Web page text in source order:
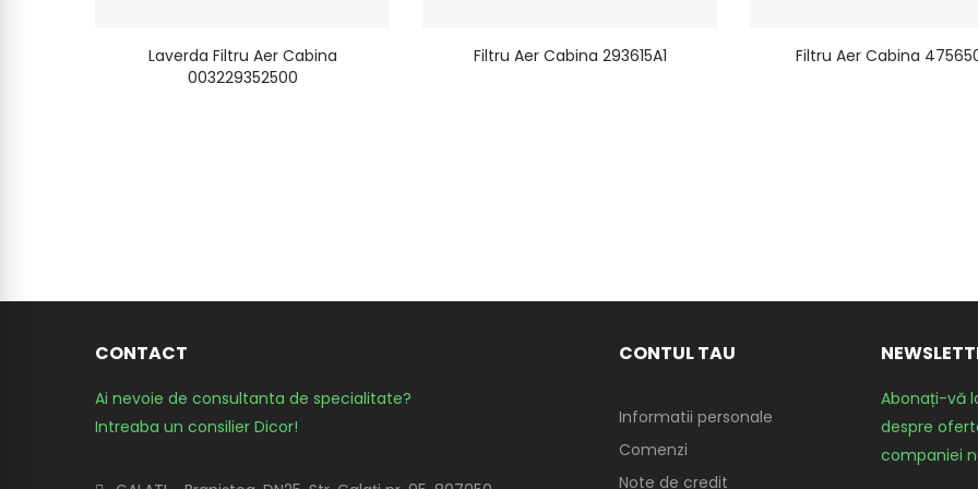
Laverda Filtru Aer Cabina
003229352500
Filtru Aer Cabina 293615A1 Filtru Aer Cabina
CONTACT
Ai nevoie de consultanta de specialitate?
Intreaba un consilier Dicor!
CONTUL TAU
Informatii personale
Comenzi
Note de credit
Abonați-vă
despre
companiei